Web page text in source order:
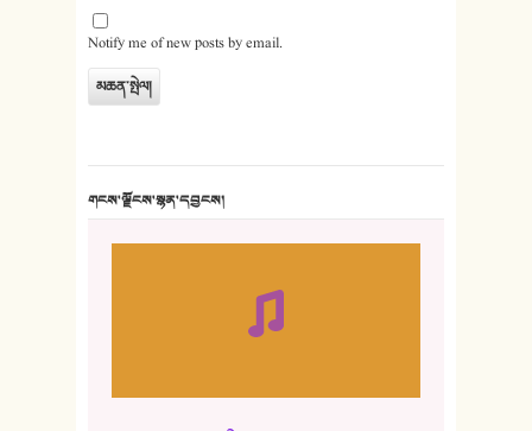
Notify me of new posts by email.
གངས་ལྗོངས་སྙན་དབྱངས།